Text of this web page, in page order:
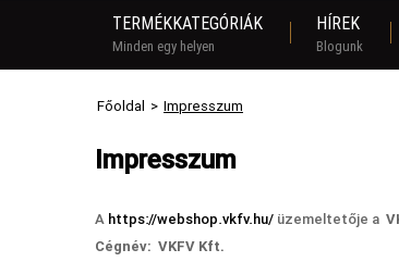
TERMÉKKATEGÓRIÁK
Minden egy helyen
HÍREK
Blogunk
Főoldal > Impresszum
Impresszum
A https://webshop.vkfv.hu/ üzemeltetője a
Cégnév: VKFV Kft.